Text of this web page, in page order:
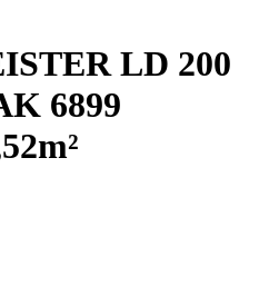
LD 200
6899